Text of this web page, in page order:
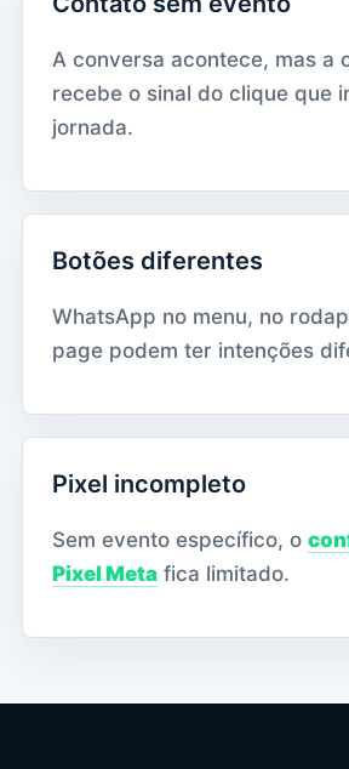
A conversa acontece, mas a
recebe o sinal do clique que
jornada.
Botões diferentes
WhatsApp no menu, no
page podem ter intenções
Pixel incompleto
Sem evento específico, o
Pixel Meta fica limitado.